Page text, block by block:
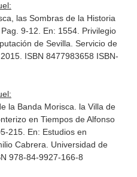
las Sombras de la Historia
9-12. En: 1554. Privilegio
de Sevilla. Servicio de
ISBN 8477983658 ISBN-
la Banda Morisca. la Villa de
en Tiempos de Alfonso
215. En: Estudios en
Cabrera . Universidad de
978-84-9927-166-8